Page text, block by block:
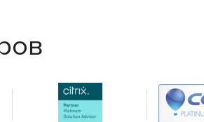
единую форму ввода данных – без
исключить ошибки ввода данных,
этикеток.
каждой новой этикетки.